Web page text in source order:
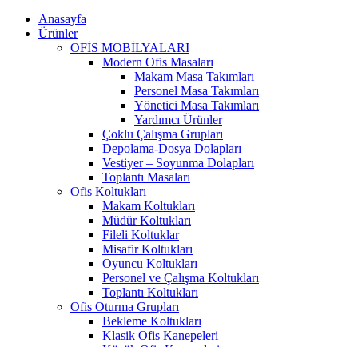
Anasayfa
Ürünler
OFİS MOBİLYALARI
Modern Ofis Masaları
Makam Masa Takımları
Personel Masa Takımları
Yönetici Masa Takımları
Yardımcı Ürünler
Çoklu Çalışma Grupları
Depolama-Dosya Dolapları
Vestiyer – Soyunma Dolapları
Toplantı Masaları
Ofis Koltukları
Makam Koltukları
Müdür Koltukları
Fileli Koltuklar
Misafir Koltukları
Oyuncu Koltukları
Personel ve Çalışma Koltukları
Toplantı Koltukları
Ofis Oturma Grupları
Bekleme Koltukları
Klasik Ofis Kanepeleri